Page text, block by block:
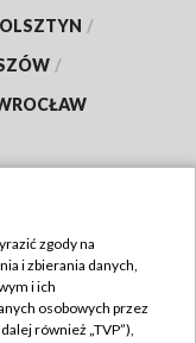
OLSZTYN /
/
zgody na
i zbierania danych,
i ich
osobowych przez
również „TVP”),